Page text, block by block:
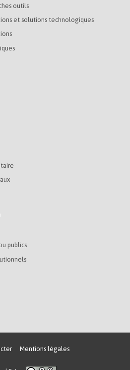
outils
et solutions technologiques
publics
Mentions légales